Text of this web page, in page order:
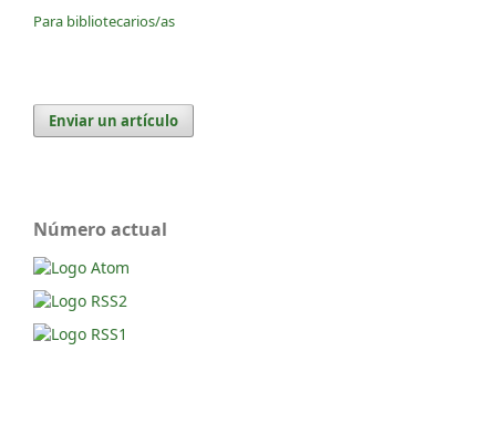
Para bibliotecarios/as
Enviar un artículo
Número actual